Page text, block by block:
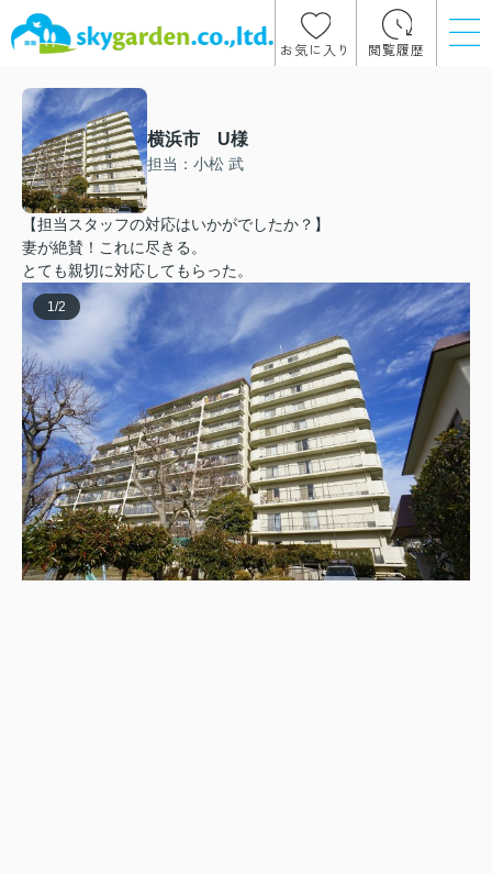
お気に入り 閲覧履歴
横浜市 U様
担当：小松 武
【担当スタッフの対応はいかがでしたか？】
妻が絶賛！これに尽きる。
とても親切に対応してもらった。
1 /2